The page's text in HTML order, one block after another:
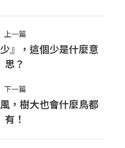
上一篇
上
一
篇
文
章：
』，這個少是什麼意
思？
下一篇
下
一
篇
，樹大也會什麼鳥都
有！